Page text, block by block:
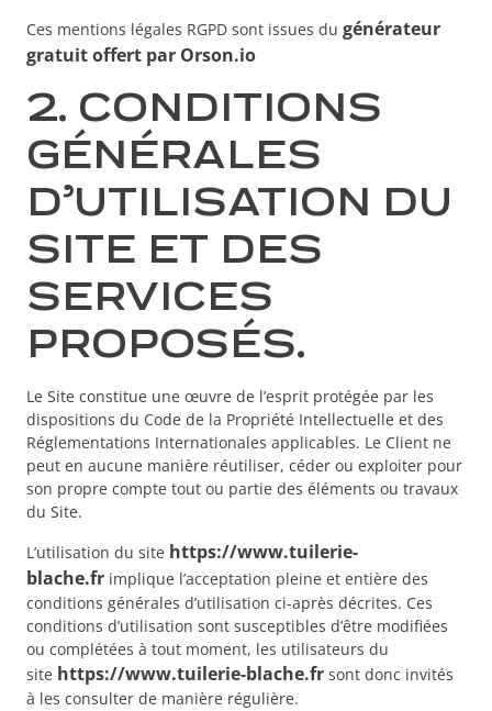
Ces mentions légales RGPD sont issues du générateur
gratuit offert par Orson.io
2. CONDITIONS
GÉNÉRALES
D’UTILISATION DU
SITE ET DES
SERVICES
PROPOSÉS.
Le Site constitue une œuvre de l’esprit protégée par les
dispositions du Code de la Propriété Intellectuelle et des
Réglementations Internationales applicables. Le Client ne
peut en aucune manière réutiliser, céder ou exploiter pour
son propre compte tout ou partie des éléments ou travaux
du Site.
L’utilisation du site https://www.tuilerie-
blache.fr implique l’acceptation pleine et entière des
conditions générales d’utilisation ci-après décrites. Ces
conditions d’utilisation sont susceptibles d’être modifiées
ou complétées à tout moment, les utilisateurs du
site https://www.tuilerie-blache.fr sont donc invités
à les consulter de manière régulière.